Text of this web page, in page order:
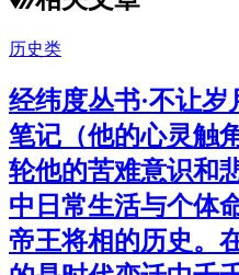
历史类
经纬度丛书·不让
笔记（他的心灵触
轮他的苦难意识和
中日常生活与个体
帝王将相的历史。